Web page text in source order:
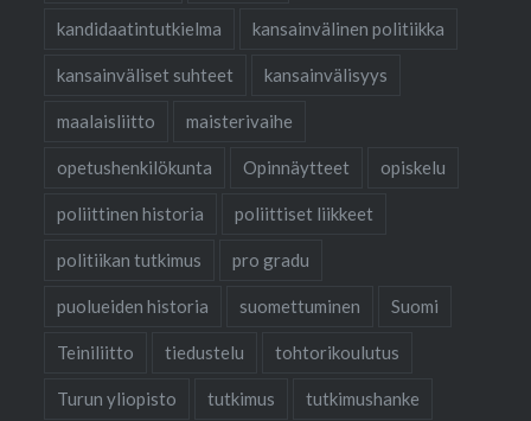
kandidaatintutkielma kansainvälinen politiikka
kansainväliset suhteet kansainvälisyys
maalaisliitto maisterivaihe
opetushenkilökunta Opinnäytteet opiskelu
poliittinen historia poliittiset liikkeet
politiikan tutkimus pro gradu
puolueiden historia suomettuminen Suomi
Teiniliitto tiedustelu tohtorikoulutus
Turun yliopisto tutkimus tutkimushanke